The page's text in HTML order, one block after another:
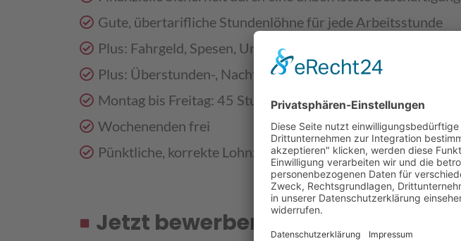
Gute, übertarifliche Stundenlöhne für jede Arbeitsstunde
Plus: Fahrgeld, Spesen, Urlaubs- und Weihnachtsgeld
Plus: Überstunden-, Nacht- und Feiertagszuschläge
Montag bis Freitag: 45 Stunden im Durchschnitt
Wochenenden frei
Pünktliche, korrekte Lohnzahlung
Jetzt bewerben